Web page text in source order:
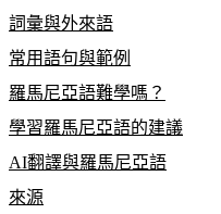
詞彙與外來語
常用語句與範例
羅馬尼亞語難學嗎？
學習羅馬尼亞語的建議
AI翻譯與羅馬尼亞語
來源